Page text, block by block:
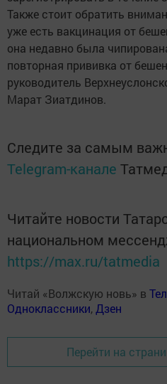
Также стоит обратить
уже есть вакцинация от
она недавно была
повторная прививка от
руководитель
Марат Зиатдинов.
Следите за самым
Telegram-канале
Читайте новости
национальном
https://max.ru/tatmedia
Читай «Волжскую новь» в
Одноклассники, Дзен
Перейти на